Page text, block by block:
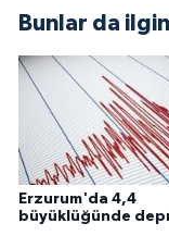
Bunlar da
Erzurum'da 4,4
büyüklüğünde